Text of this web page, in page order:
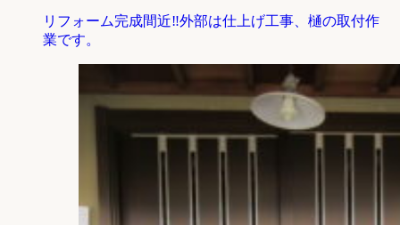
リフォーム完成間近‼外部は仕上げ工事、樋の取付作
業です。